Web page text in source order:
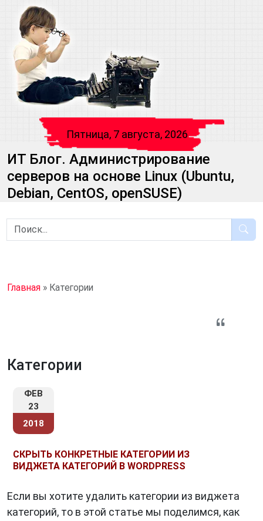
Пятница, 7 августа, 2026
ИТ Блог. Администрирование
серверов на основе Linux (Ubuntu,
Debian, CentOS, openSUSE)
Главная » Категории
Категории
ФЕВ
23
2018
СКРЫТЬ КОНКРЕТНЫЕ КАТЕГОРИИ ИЗ
ВИДЖЕТА КАТЕГОРИЙ В WORDPRESS
Если вы хотите удалить категории из виджета
категорий, то в этой статье мы поделимся, как